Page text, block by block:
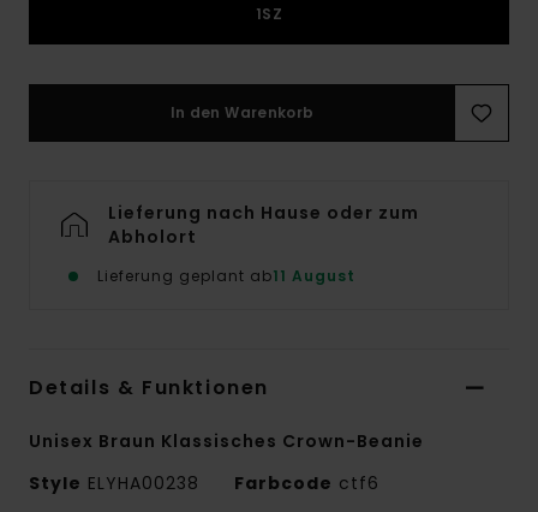
1SZ
In den Warenkorb
Lieferung nach Hause oder zum
Abholort
Lieferung geplant ab11 August
Details & Funktionen
Unisex Braun Klassisches Crown-Beanie
Style ELYHA00238 Farbcode ctf6